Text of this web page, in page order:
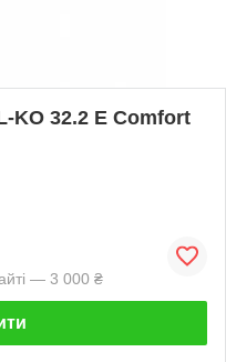
KO 32.2 E Comfort
— 3 000 ₴